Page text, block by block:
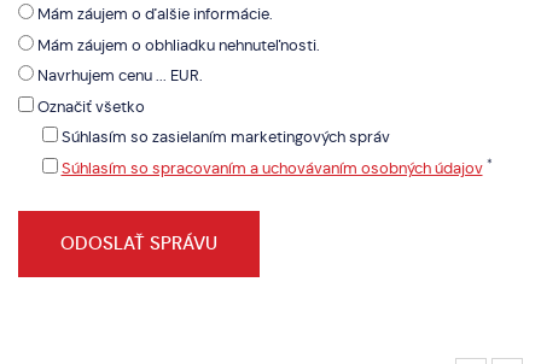
Mám záujem o ďalšie informácie.
Mám záujem o obhliadku nehnuteľnosti.
Navrhujem cenu ... EUR.
Označiť všetko
Súhlasím so zasielaním marketingových správ
Súhlasím so spracovaním a uchovávaním osobných údajov *